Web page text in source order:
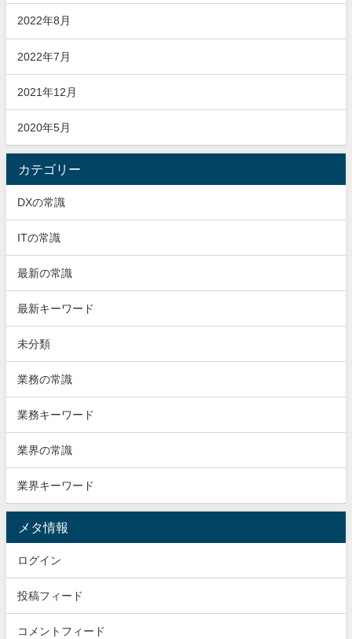
2022年8月
2022年7月
2021年12月
2020年5月
カテゴリー
DXの常識
ITの常識
最新の常識
最新キーワード
未分類
業務の常識
業務キーワード
業界の常識
業界キーワード
メタ情報
ログイン
投稿フィード
コメントフィード